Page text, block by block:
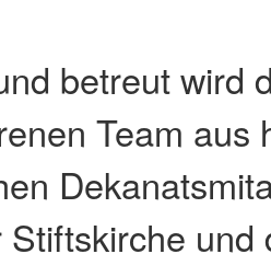
betreut wird
Team aus